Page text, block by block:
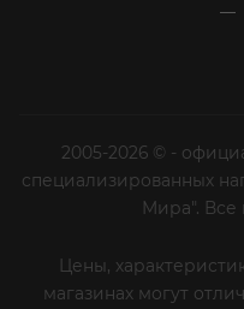
2005-2026 © -
специализированных
Мира".
Цены,
магазинах могут